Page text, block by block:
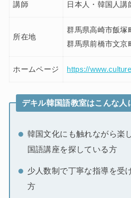
講師 日本人・韓国人講
所在地
群馬県高崎市飯塚
群馬県前橋市文京
ホームページ https://
デキル韓国語教室はこんな人
韓国文化にも触れながら楽
国語講座を探している方
少人数制で丁寧な指導を受
方